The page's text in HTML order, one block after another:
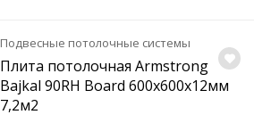
Подвесные потолочные системы
Плита потолочная Armstrong
Bajkal 90RH Board 600x600x12мм
7,2м2